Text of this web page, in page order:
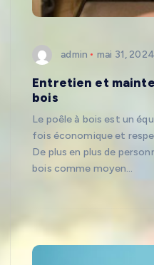
admin mai 31, 2024
Entretien et
bois
Le poêle à bois est un
fois économique et
De plus en plus de
bois comme moyen…